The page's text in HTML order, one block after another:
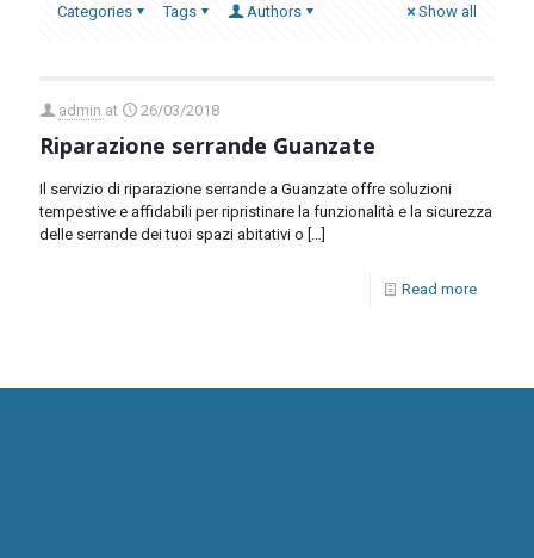
Categories Tags Authors Show all
admin at 26/03/2018
Riparazione serrande Guanzate
Il servizio di riparazione serrande a Guanzate offre soluzioni
tempestive e affidabili per ripristinare la funzionalità e la sicurezza
delle serrande dei tuoi spazi abitativi o […]
Read more